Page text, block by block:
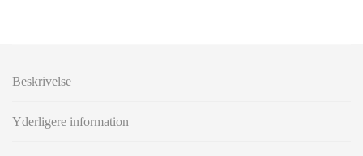
Beskrivelse
Yderligere information